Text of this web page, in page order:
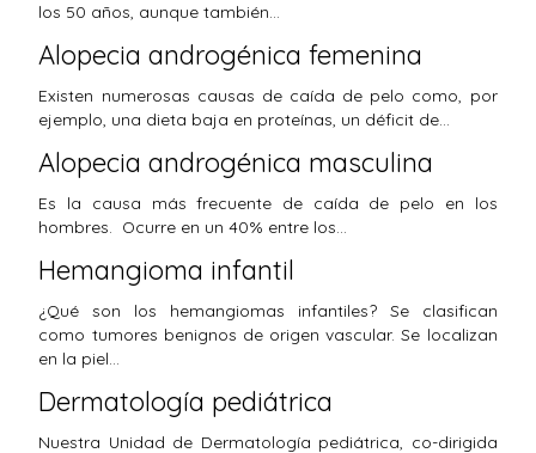
los 50 años, aunque también…
Alopecia androgénica femenina
Existen numerosas causas de caída de pelo como, por
ejemplo, una dieta baja en proteínas, un déficit de…
Alopecia androgénica masculina
Es la causa más frecuente de caída de pelo en los
hombres. Ocurre en un 40% entre los…
Hemangioma infantil
¿Qué son los hemangiomas infantiles? Se clasifican
como tumores benignos de origen vascular. Se localizan
en la piel…
Dermatología pediátrica
Nuestra Unidad de Dermatología pediátrica, co-dirigida